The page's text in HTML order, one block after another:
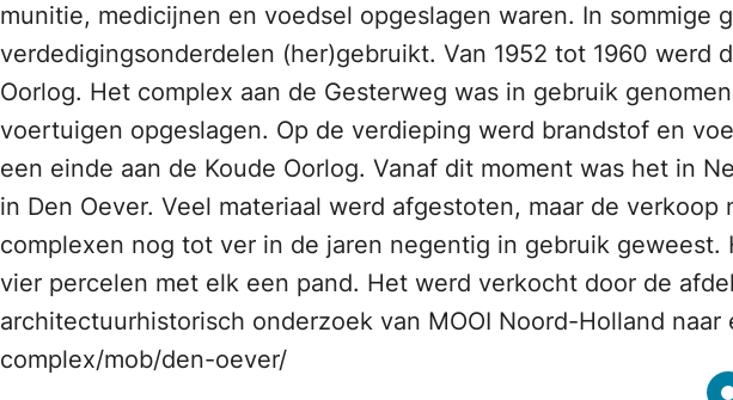
munitie, medicijnen en voedsel opgeslagen waren. In sommige
verdedigingsonderdelen (her)gebruikt. Van 1952 tot 1960 werd
Oorlog. Het complex aan de Gesterweg was in gebruik
voertuigen opgeslagen. Op de verdieping werd brandstof en
een einde aan de Koude Oorlog. Vanaf dit moment was het in
in Den Oever. Veel materiaal werd afgestoten, maar de
complexen nog tot ver in de jaren negentig in gebruik
vier percelen met elk een pand. Het werd verkocht door de
architectuurhistorisch onderzoek van MOOI Noord-Holland
complex/mob/den-oever/